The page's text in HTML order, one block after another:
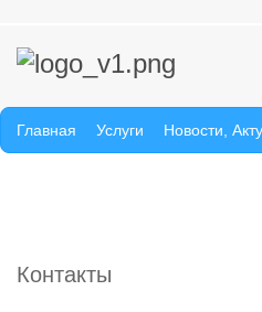
Главная Услуги Новости,
Контакты